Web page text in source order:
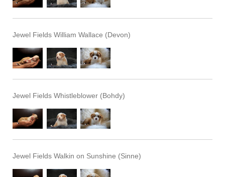
Jewel Fields William Wallace (Devon)
Jewel Fields Whistleblower (Bohdy)
Jewel Fields Walkin on Sunshine (Sinne)